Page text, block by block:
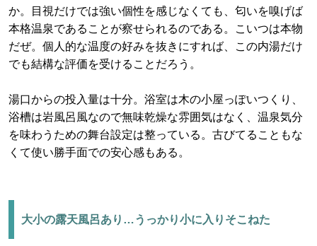
か。目視だけでは強い個性を感じなくても、匂いを嗅げば
本格温泉であることが察せられるのである。こいつは本物
だぜ。個人的な温度の好みを抜きにすれば、この内湯だけ
でも結構な評価を受けることだろう。
湯口からの投入量は十分。浴室は木の小屋っぽいつくり、
浴槽は岩風呂風なので無味乾燥な雰囲気はなく、温泉気分
を味わうための舞台設定は整っている。古びてることもな
くて使い勝手面での安心感もある。
大小の露天風呂あり…うっかり小に入りそこねた